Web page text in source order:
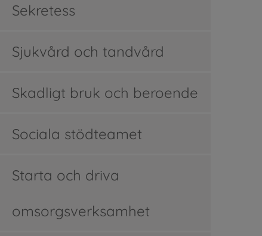
Sekretess
Sjukvård och tandvård
Skadligt bruk och beroende
Sociala stödteamet
Starta och driva
omsorgsverksamhet